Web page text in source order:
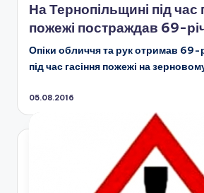
На Тернопільщині під час
пожежі постраждав 69-
Опіки обличчя та рук отримав 69-
під час гасіння пожежі на
05.08.2016